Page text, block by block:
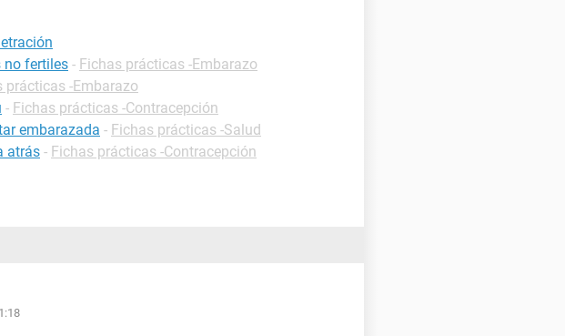
no fertiles - Fichas prácticas -Embarazo
prácticas -Embarazo
- Fichas prácticas -Contracepción
embarazada - Fichas prácticas -Salud
atrás - Fichas prácticas -Contracepción